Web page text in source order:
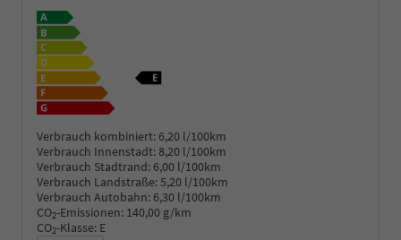
Verbrauch kombiniert: 6,20 l/100km
Verbrauch Innenstadt:8,20 l/100km
Verbrauch Stadtrand: 6,00 l/100km
Verbrauch Landstraße:5,20 l/100km
Verbrauch Autobahn: 6,30 l/100km
CO2-Emissionen: 140,00 g/km
CO2-Klasse: E